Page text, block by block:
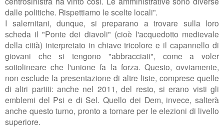
dalle politiche. Rispettiamo le scelte locali”.
I salernitani, dunque, si preparano a trovare sulla loro
scheda il "Ponte dei diavoli" (cioè l'acquedotto medievale
della città) interpretato in chiave tricolore e il capannello di
giovani che si tengono "abbracciati", come a voler
sottolineare che l'unione fa la forza. Questo, ovviamente,
non esclude la presentazione di altre liste, comprese quelle
di altri partiti: anche nel 2011, del resto, si erano visti gli
emblemi del Psi e di Sel. Quello dei Dem, invece, salterà
anche questo turno, pronto a tornare per le elezioni di livello
superiore.